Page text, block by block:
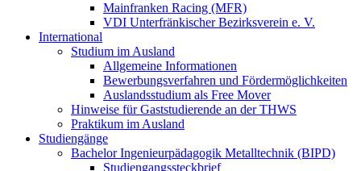
Mainfranken Racing (MFR)
VDI Unterfränkischer Bezirksverein e. V.
International
Studium im Ausland
Allgemeine Informationen
Bewerbungsverfahren und Fördermöglichkeiten
Auslandsstudium als Free Mover
Hinweise für Gaststudierende an der THWS
Praktikum im Ausland
Studiengänge
Bachelor Ingenieurpädagogik Metalltechnik (BIPD)
Studiengangssteckbrief